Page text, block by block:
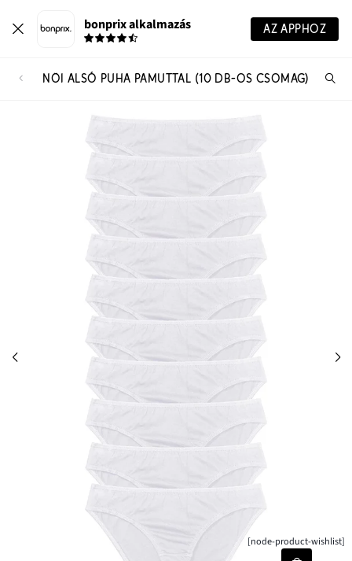
bonprix alkalmazás AZ APPHOZ
NÖI ALSÓ PUHA PAMUTTAL (10 DB-OS CSOMAG)
[node-product-wishlist]